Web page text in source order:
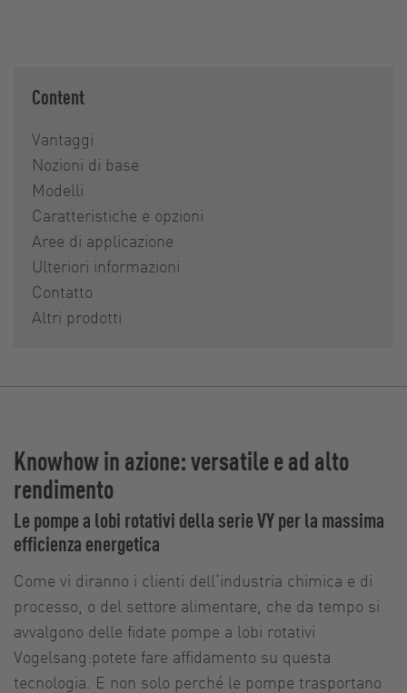
Content
Vantaggi
Nozioni di base
Modelli
Caratteristiche e opzioni
Aree di applicazione
Ulteriori informazioni
Contatto
Altri prodotti
Knowhow in azione: versatile e ad alto
rendimento
Le pompe a lobi rotativi della serie VY per la massima
efficienza energetica
Come vi diranno i clienti dell‘industria chimica e di
processo, o del settore alimentare, che da tempo si
avvalgono delle fidate pompe a lobi rotativi
Vogelsang:potete fare affidamento su questa
tecnologia. E non solo perché le pompe trasportano